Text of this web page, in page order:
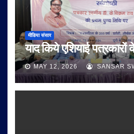
मीडिया संसार
याद किये एशियाई
MAY 12, 2026 SANSAR